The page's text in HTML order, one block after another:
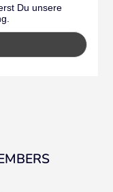
Du unsere